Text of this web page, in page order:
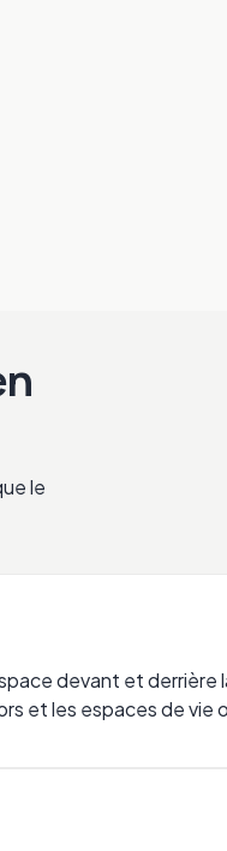
le
devant et derrière
et les espaces de vie